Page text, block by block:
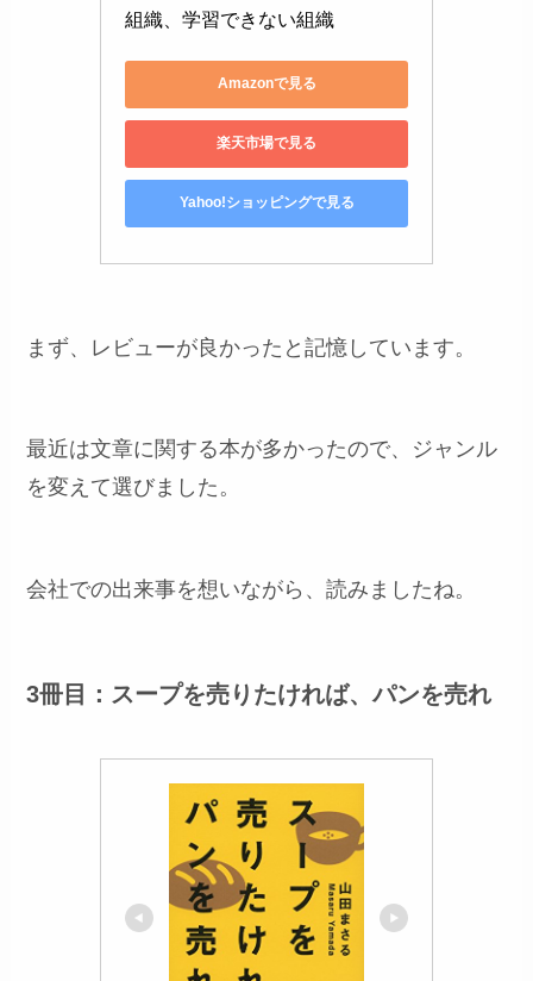
組織、学習できない組織
Amazonで見る
楽天市場で見る
Yahoo!ショッピングで見る
まず、レビューが良かったと記憶しています。
最近は文章に関する本が多かったので、ジャンル
を変えて選びました。
会社での出来事を想いながら、読みましたね。
3冊目：スープを売りたければ、パンを売れ